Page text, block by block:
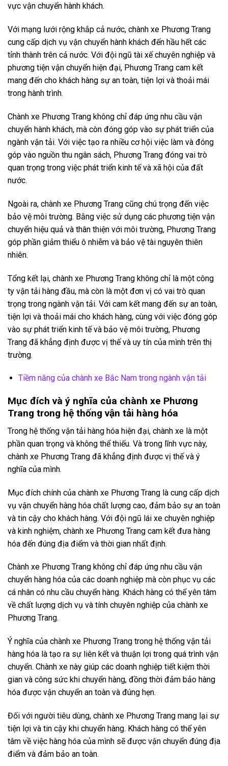
vực vận chuyển hành khách.
Với mạng lưới rộng khắp cả nước, chành xe Phương Trang
cung cấp dịch vụ vận chuyển hành khách đến hầu hết các
tỉnh thành trên cả nước. Với đội ngũ tài xế chuyên nghiệp và
phương tiện vận chuyển hiện đại, Phương Trang cam kết
mang đến cho khách hàng sự an toàn, tiện lợi và thoải mái
trong hành trình.
Chành xe Phương Trang không chỉ đáp ứng nhu cầu vận
chuyển hành khách, mà còn đóng góp vào sự phát triển của
ngành vận tải. Với việc tạo ra nhiều cơ hội việc làm và đóng
góp vào nguồn thu ngân sách, Phương Trang đóng vai trò
quan trọng trong việc phát triển kinh tế và xã hội của đất
nước.
Ngoài ra, chành xe Phương Trang cũng chú trọng đến việc
bảo vệ môi trường. Bằng việc sử dụng các phương tiện vận
chuyển hiệu quả và thân thiện với môi trường, Phương Trang
góp phần giảm thiểu ô nhiễm và bảo vệ tài nguyên thiên
nhiên.
Tổng kết lại, chành xe Phương Trang không chỉ là một công
ty vận tải hàng đầu, mà còn là một đơn vị có vai trò quan
trọng trong ngành vận tải. Với cam kết mang đến sự an toàn,
tiện lợi và thoải mái cho khách hàng, cùng với việc đóng góp
vào sự phát triển kinh tế và bảo vệ môi trường, Phương
Trang đã khẳng định được vị thế và uy tín của mình trên thị
trường.
Tiềm năng của chành xe Bắc Nam trong ngành vận tải
Mục đích và ý nghĩa của chành xe Phương
Trang trong hệ thống vận tải hàng hóa
Trong hệ thống vận tải hàng hóa hiện đại, chành xe là một
phần quan trọng và không thể thiếu. Và trong lĩnh vực này,
chành xe Phương Trang đã khẳng định được vị thế và ý
nghĩa của mình.
Mục đích chính của chành xe Phương Trang là cung cấp dịch
vụ vận chuyển hàng hóa chất lượng cao, đảm bảo sự an toàn
và tin cậy cho khách hàng. Với đội ngũ lái xe chuyên nghiệp
và kinh nghiệm, chành xe Phương Trang cam kết đưa hàng
hóa đến đúng địa điểm và thời gian nhất định.
Chành xe Phương Trang không chỉ đáp ứng nhu cầu vận
chuyển hàng hóa của các doanh nghiệp mà còn phục vụ các
cá nhân có nhu cầu chuyển hàng. Khách hàng có thể yên tâm
về chất lượng dịch vụ và tính chuyên nghiệp của chành xe
Phương Trang.
Ý nghĩa của chành xe Phương Trang trong hệ thống vận tải
hàng hóa là tạo ra sự liên kết và thuận lợi trong quá trình vận
chuyển. Chành xe này giúp các doanh nghiệp tiết kiệm thời
gian và công sức khi chuyển hàng, đồng thời đảm bảo hàng
hóa được vận chuyển an toàn và đúng hẹn.
Đối với người tiêu dùng, chành xe Phương Trang mang lại sự
tiện lợi và tin cậy khi chuyển hàng. Khách hàng có thể yên
tâm về việc hàng hóa của mình sẽ được vận chuyển đúng địa
điểm và đảm bảo an toàn.